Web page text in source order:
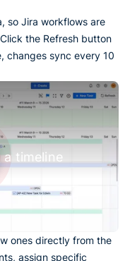
so Jira workflows are
the Refresh button
changes sync every 10
timeline
ones directly from the
assign specific